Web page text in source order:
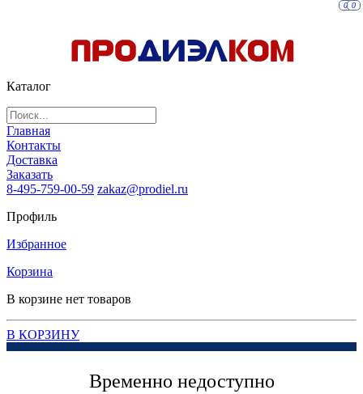
Каталог
Главная
Контакты
Доставка
Заказать
8-495-759-00-59 zakaz@prodiel.ru
Профиль
Избранное
0
Корзина
0
В корзине нет товаров
В КОРЗИНУ
Временно недоступно